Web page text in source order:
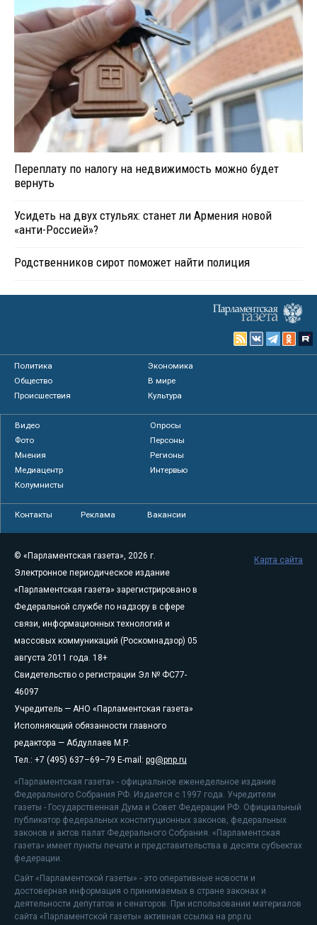
Переплату по налогу на недвижимость можно будет
вернуть
Усидеть на двух стульях: станет ли Армения новой
«анти-Россией»?
Родственников сирот поможет найти полиция
Политика
Экономика
Общество
В мире
Происшествия
Культура
Видео
Опросы
Фото
Персоны
Мнения
Регионы
Медиацентр
Интервью
Колумнисты
Контакты Реклама Вакансии
© «Парламентская газета», 2026 г.
Электронное периодическое издание
«Парламентская газета» зарегистрировано в
Федеральной службе по надзору в сфере
связи, информационных технологий и
массовых коммуникаций (Роскомнадзор) 05
августа 2011 года. 18+
Свидетельство о регистрации Эл № ФС77-
46097
Учредитель — АНО «Парламентская газета»
Исполняющий обязанности главного
редактора — Абдуллаев М.Р.
Тел.: +7 (495) 637–69–79 E-mail: pg@pnp.ru
«Парламентская газета» - официальное еженедельное издание
Федерального Собрания РФ. Издается с 1997 года. Учредители
газеты - Государственная Дума и Совет Федерации РФ. Официальный
публикатор федеральных конституционных законов, федеральных
законов и актов палат Федерального Собрания. «Парламентская
газета» имеет пункты печати и представительства в десяти субъектах
федерации.
Сайт «Парламентской газеты» - это оперативные новости и
достоверная информация о принимаемых в стране законах и
деятельности депутатов и сенаторов. При использовании материалов
сайта «Парламентской газеты» активная ссылка на pnp.ru
Карта сайта